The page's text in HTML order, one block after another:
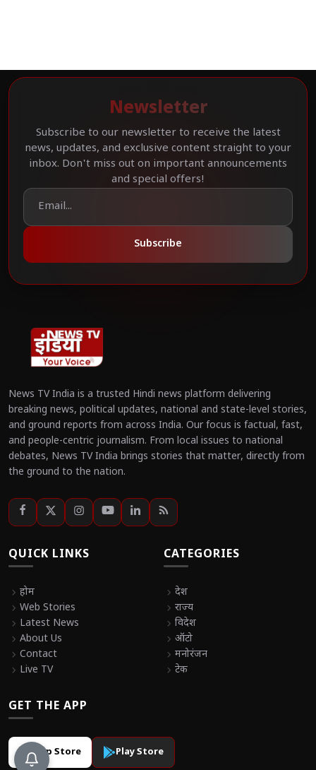
Newsletter
Subscribe to our newsletter to receive the latest
news, updates, and exclusive content straight to your
inbox. Don't miss out on important announcements
and special offers!
Subscribe
News TV India is a trusted Hindi news platform delivering
breaking news, political updates, national and state-level stories,
and ground reports from across India. Our focus is factual, fast,
and people-centric journalism. From local issues to national
debates, News TV India brings stories that matter, directly from
the ground to the nation.
QUICK LINKS
chevron_right होम
chevron_right Web Stories
chevron_right Latest News
chevron_right About Us
chevron_right Contact
chevron_right Live TV
CATEGORIES
chevron_right देश
chevron_right राज्य
chevron_right विदेश
chevron_right ऑटो
chevron_right मनोरंजन
chevron_right टेक
GET THE APP
App Store Play Store